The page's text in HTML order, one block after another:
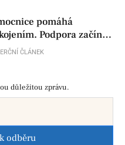
pomáhá
Podpora začíná
ČLÁNEK
důležitou zprávu.
odběru